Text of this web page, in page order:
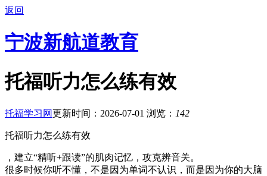
返回
宁波新航道教育
托福听力怎么练有效
托福学习网更新时间：2026-07-01 浏览： 142
托福听力怎么练有效
，建立“精听+跟读”的肌肉记忆，攻克辨音关。
很多时候你听不懂，不是因为单词不认识，而是因为你的大脑